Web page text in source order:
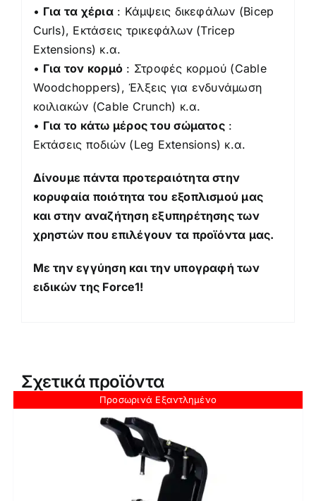
• Για τα χέρια: Κάμψεις δικεφάλων (Bicep
Curls), Εκτάσεις τρικεφάλων (Tricep
Extensions) κ.α.
• Για τον κορμό : Στροφές κορμού (Cable
Woodchoppers), Έλξεις για ενδυνάμωση
κοιλιακών (Cable Crunch) κ.α.
• Για το κάτω μέρος του σώματος:
Εκτάσεις ποδιών (Leg Extensions) κ.α.
Δίνουμε πάντα προτεραιότητα στην
κορυφαία ποιότητα του εξοπλισμού μας
και στην αναζήτηση εξυπηρέτησης των
χρηστών που επιλέγουν τα προϊόντα μας.
Με την εγγύηση και την υπογραφή των
ειδικών της Force1!
Σχετικά προϊόντα
Προσωρινά Εξαντλημένο